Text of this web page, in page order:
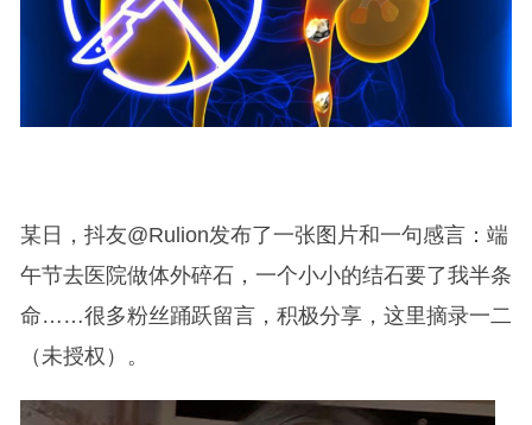
某日，抖友@Rulion发布了一张图片和一句感言：端
午节去医院做体外碎石，一个小小的结石要了我半条
命……很多粉丝踊跃留言，积极分享，这里摘录一二
（未授权）。